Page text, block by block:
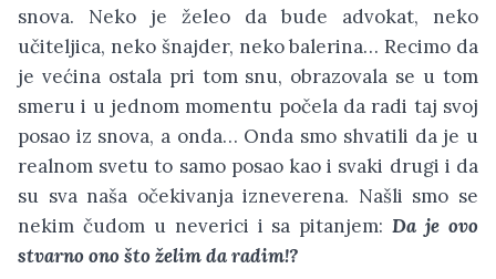
snova. Neko je želeo da bude advokat, neko
učiteljica, neko šnajder, neko balerina… Recimo da
je većina ostala pri tom snu, obrazovala se u tom
smeru i u jednom momentu počela da radi taj svoj
posao iz snova, a onda… Onda smo shvatili da je u
realnom svetu to samo posao kao i svaki drugi i da
su sva naša očekivanja izneverena. Našli smo se
nekim čudom u neverici i sa pitanjem:Da je ovo
stvarno ono što želim da radim!?